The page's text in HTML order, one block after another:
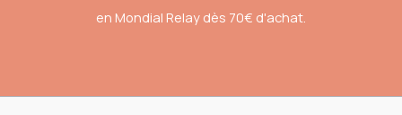
en Mondial Relay dès 70€ d'achat.